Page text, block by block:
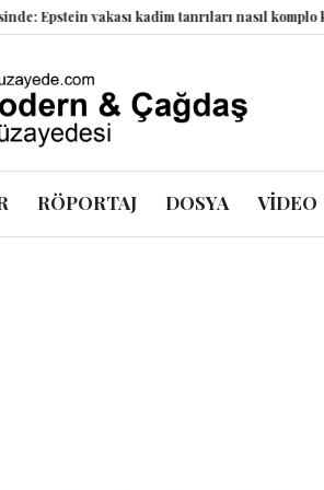
tanrıları nasıl komplo kanıtına dönüştürdü?
RÖPORTAJ DOSYA VİDEO